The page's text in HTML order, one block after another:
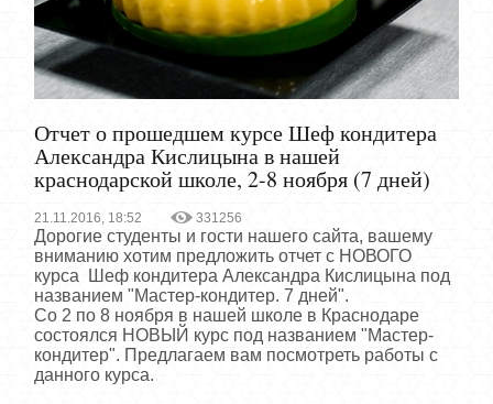
Отчет о прошедшем курсе Шеф кондитера
Александра Кислицына в нашей
краснодарской школе, 2-8 ноября (7 дней)
21.11.2016, 18:52 331256
Дорогие студенты и гости нашего сайта, вашему
вниманию хотим предложить отчет с НОВОГО
курса Шеф кондитера Александра Кислицына под
названием "Мастер-кондитер. 7 дней".
Со 2 по 8 ноября в нашей школе в Краснодаре
состоялся НОВЫЙ курс под названием "Мастер-
кондитер". Предлагаем вам посмотреть работы с
данного курса.